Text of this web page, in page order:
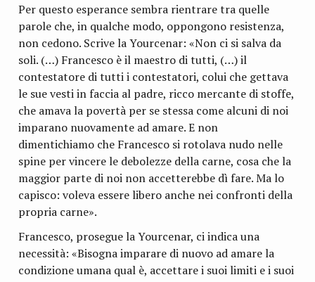
Per questo esperance sembra rientrare tra quelle
parole che, in qualche modo, oppongono resistenza,
non cedono. Scrive la Yourcenar: «Non ci si salva da
soli. (…) Francesco è il maestro di tutti, (…) il
contestatore di tutti i contestatori, colui che gettava
le sue vesti in faccia al padre, ricco mercante di stoffe,
che amava la povertà per se stessa come alcuni di noi
imparano nuovamente ad amare. E non
dimentichiamo che Francesco si rotolava nudo nelle
spine per vincere le debolezze della carne, cosa che la
maggior parte di noi non accetterebbe dì fare. Ma lo
capisco: voleva essere libero anche nei confronti della
propria carne».
Francesco, prosegue la Yourcenar, ci indica una
necessità: «Bisogna imparare di nuovo ad amare la
condizione umana qual è, accettare i suoi limiti e i suoi